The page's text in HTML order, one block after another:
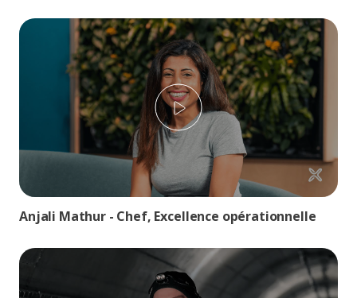
Play
Anjali Mathur - Chef, Excellence opérationnelle